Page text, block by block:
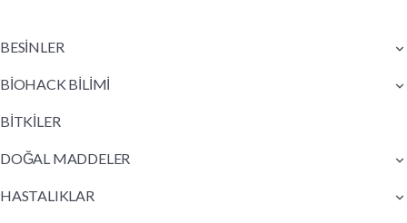
BESİNLER
BİOHACK BİLİMİ
BİTKİLER
DOĞAL MADDELER
HASTALIKLAR